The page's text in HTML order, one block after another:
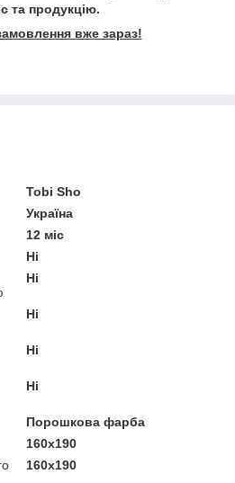
та продукцію.
вже зараз!
Tobi Sho
Україна
12 міс
Ні
Ні
Ні
Ні
Ні
Порошкова фарба
160х190
160х190